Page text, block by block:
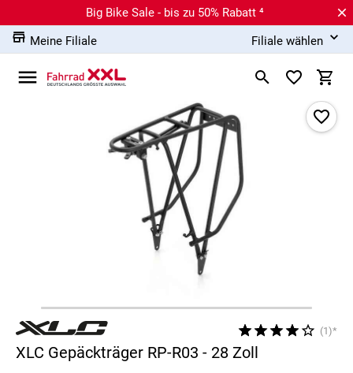
Big Bike Sale - bis zu 50% Rabatt ⁴
Meine Filiale
Filiale wählen
(1)*
XLC Gepäckträger RP-R03 - 28 Zoll